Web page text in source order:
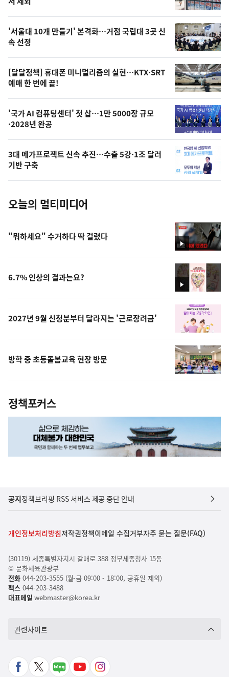
신,
오
늘
의
영
상
오
의
사
진
스
'서울대 10개 만들기' 본격화…거점 국립대 3곳 신
속 선정
[달달정책] 휴대폰 미니멀리즘의 실현…KTX·SRT
예매 한 번에 끝!
'국가 AI 컴퓨팅센터' 첫 삽…1만 5000장 규모
·2028년 완공
3대 메가프로젝트 신속 추진…수출 5강·1조 달러
기반 구축
오늘의 멀티미디어
영
상
"뭐하세요" 수거하다 딱 걸렸다
영
상
6.7% 인상의 결과는요?
2027년 9월 신청분부터 달라지는 '근로장려금'
방학 중 초등돌봄교육 현장 방문
정책포커스
공지정책브리핑 RSS 서비스 제공 중단 안내
개인정보처리방침저작권정책이메일 수집거부자주 묻는 질문(FAQ)
(30119) 세종특별자치시 갈매로 388 정부세종청사 15동
© 문화체육관광부
전화044-203-3555 (월-금 09:00 - 18:00, 공휴일 제외)
팩스044-203-3488
대표메일 webmaster@korea.kr
관련사이트
페
X
네
유
인